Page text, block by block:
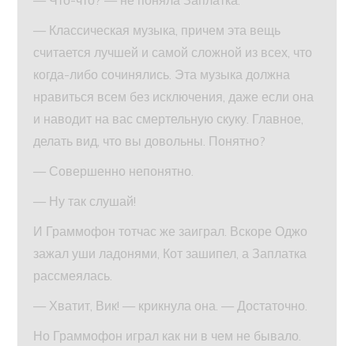
— Классическая музыка, причем эта вещь
считается лучшей и самой сложной из всех, что
когда-либо сочинялись. Эта музыка должна
нравиться всем без исключения, даже если она
и наводит на вас смертельную скуку. Главное,
делать вид, что вы довольны. Понятно?
— Совершенно непонятно.
— Ну так слушай!
И Граммофон тотчас же заиграл. Вскоре Оджо
зажал уши ладонями, Кот зашипел, а Заплатка
рассмеялась.
— Хватит, Вик! — крикнула она. — Достаточно.
Но Граммофон играл как ни в чем не бывало.